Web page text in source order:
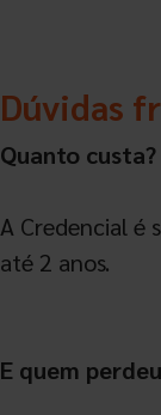
Dúvidas
Quanto custa?
A Credencial é
até 2 anos.
E quem